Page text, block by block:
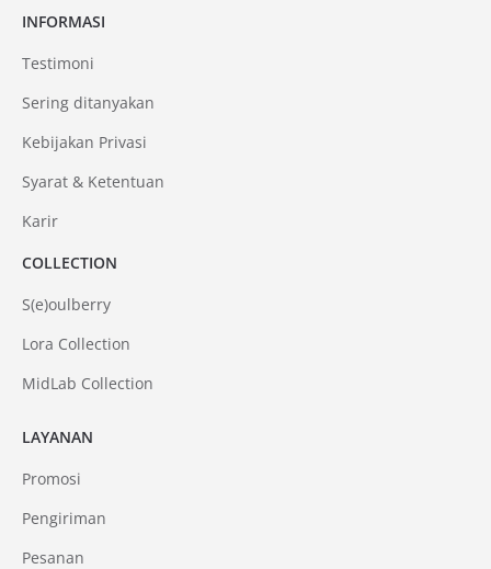
LAYANAN
Promosi
Pengiriman
Pesanan
INFORMASI
Testimoni
Sering ditanyakan
Kebijakan Privasi
Syarat & Ketentuan
Karir
COLLECTION
S(e)oulberry
Lora Collection
MidLab Collection